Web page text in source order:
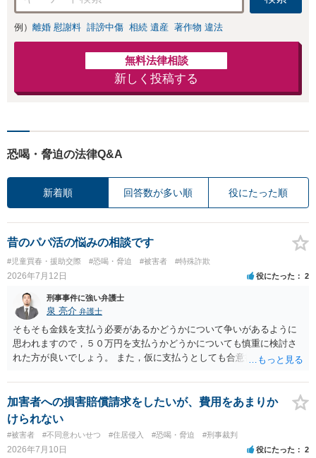
住以外の方も対
応】
例） 離婚 慰謝料 誹謗中傷 相続 遺産 著作物 違法
無料法律相談
新しく投稿する
恐喝・脅迫の法律Q&A
新着順 回答数が多い順 役にたった順
昔のパパ活の悩みの相談です
#児童買春・援助交際 #恐喝・脅迫 #被害者 #特殊詐欺
2026年7月12日 役にたった 2
刑事事件に強い弁護士
泉 亮介 弁護士
そもそも金銭を支払う必要があるかどうかについて争いがあるように
思われますので，５０万円を支払うかどうかについても慎重に検討さ
れた方が良いでしょう。 また，仮に支払うとしても合意書を交わし，
面を作成したうえで支払いをする必要があるでしょう。 一度弁護士に
相談をされた方が良いかと思われます。
加害者への損害賠償請求をしたいが、費用をあまりか
けられない
#被害者 #不同意わいせつ #住居侵入 #恐喝・脅迫 #刑事裁判
2026年7月10日 役にたった 2